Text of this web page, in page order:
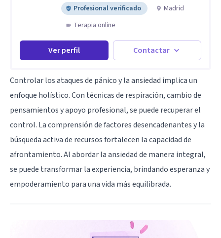
Profesional verificado
Madrid
Terapia online
Ver perfil Contactar
Controlar los ataques de pánico y la ansiedad implica un
enfoque holístico. Con técnicas de respiración, cambio de
pensamientos y apoyo profesional, se puede recuperar el
control. La comprensión de factores desencadenantes y la
búsqueda activa de recursos fortalecen la capacidad de
afrontamiento. Al abordar la ansiedad de manera integral,
se puede transformar la experiencia, brindando esperanza y
empoderamiento para una vida más equilibrada.